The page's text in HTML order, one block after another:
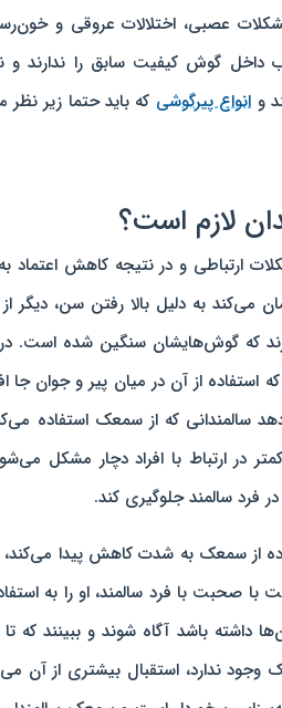
عصبی، اختلالات عروقی و
گوش کیفیت سابق را ندارند و
و انواع پیرگوشی که باید حتما زیر
لازم است؟
ارتباطی و در نتیجه کاهش
می‌کند به دلیل بالا رفتن سن،
که گوش‌هایشان سنگین شده است.
استفاده از آن در میان پیر و جوان
سالمندانی که از سمعک استفاده
در ارتباط با افراد دچار مشکل
سالمند جلوگیری کند.
از سمعک به شدت کاهش پیدا می‌کند،
با صحبت با فرد سالمند، او را به
داشته باشد آگاه شوند و ببینند که
ندارد، استقبال بیشتری از آن